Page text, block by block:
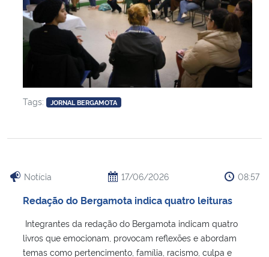
Tags: JORNAL BERGAMOTA
Notícia 17/06/2026 08:57
Redação do Bergamota indica quatro leituras
Integrantes da redação do Bergamota indicam quatro
livros que emocionam, provocam reflexões e abordam
temas como pertencimento, família, racismo, culpa e